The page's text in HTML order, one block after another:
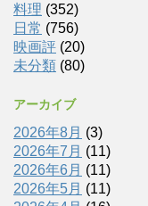
料理 (352)
日常 (756)
映画評 (20)
未分類 (80)
アーカイブ
2026年8月 (3)
2026年7月 (11)
2026年6月 (11)
2026年5月 (11)